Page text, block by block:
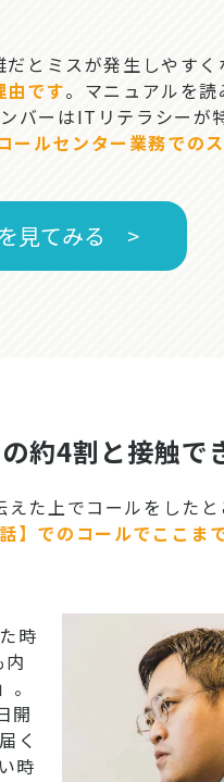
とミスが発生しやす
由です。マニュアルを
バーはITリテラシーが
ールセンター業務での
見てみる >
約4割と接触で
た上でコールをした
】でのコールでここま
時
開
く
時